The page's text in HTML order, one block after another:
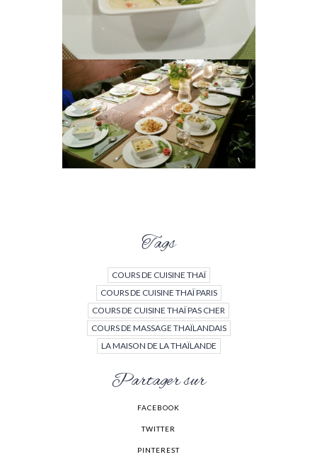
Tags
COURS DE CUISINE THAÏ
COURS DE CUISINE THAÏ PARIS
COURS DE CUISINE THAÏ PAS CHER
COURS DE MASSAGE THAÏLANDAIS
LA MAISON DE LA THAÏLANDE
Partager sur
FACEBOOK
TWITTER
PINTEREST